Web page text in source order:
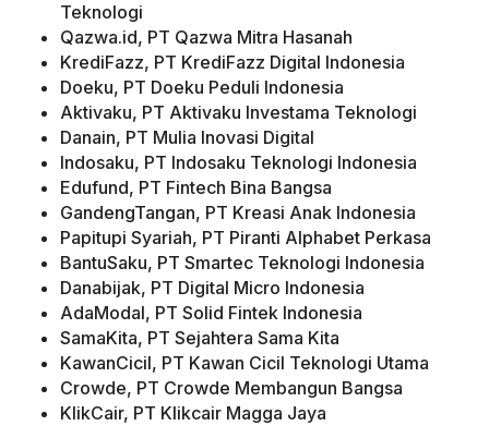
Teknologi
Qazwa.id, PT Qazwa Mitra Hasanah
KrediFazz, PT KrediFazz Digital Indonesia
Doeku, PT Doeku Peduli Indonesia
Aktivaku, PT Aktivaku Investama Teknologi
Danain, PT Mulia Inovasi Digital
Indosaku, PT Indosaku Teknologi Indonesia
Edufund, PT Fintech Bina Bangsa
GandengTangan, PT Kreasi Anak Indonesia
Papitupi Syariah, PT Piranti Alphabet Perkasa
BantuSaku, PT Smartec Teknologi Indonesia
Danabijak, PT Digital Micro Indonesia
AdaModal, PT Solid Fintek Indonesia
SamaKita, PT Sejahtera Sama Kita
KawanCicil, PT Kawan Cicil Teknologi Utama
Crowde, PT Crowde Membangun Bangsa
KlikCair, PT Klikcair Magga Jaya